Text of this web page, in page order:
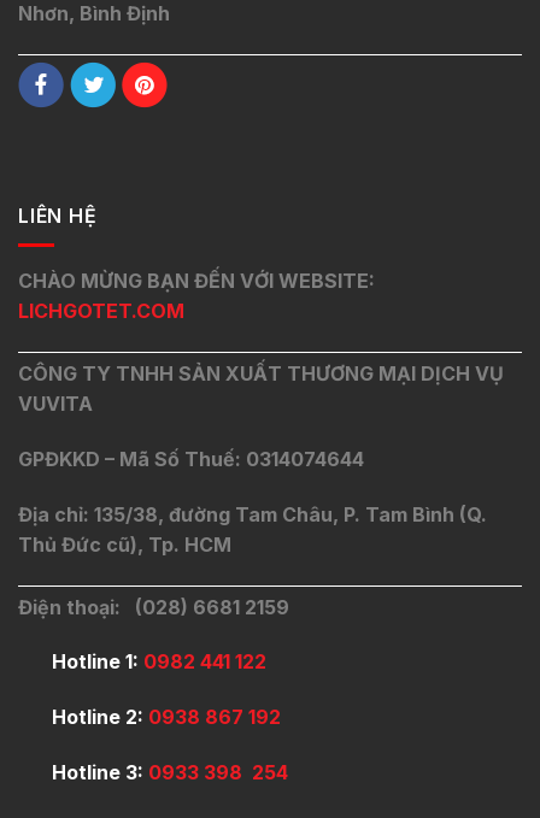
Nhơn, Bình Định
LIÊN HỆ
CHÀO MỪNG BẠN ĐẾN VỚI WEBSITE:
LICHGOTET.COM
CÔNG TY TNHH SẢN XUẤT THƯƠNG MẠI DỊCH VỤ
VUVITA
GPĐKKD – Mã Số Thuế: 0314074644
Địa chỉ: 135/38, đường Tam Châu, P. Tam Bình (Q.
Thủ Đức cũ), Tp. HCM
Điện thoại: (028) 6681 2159
Hotline 1: 0982 441 122
Hotline 2: 0938 867 192
Hotline 3: 0933 398 254